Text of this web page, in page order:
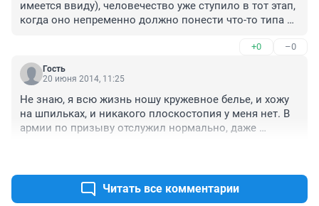
имеется ввиду), человечество уже ступило в тот этап,
когда оно непременно должно понести что-то типа
суть. Как говорил мой прадед: "каждые 50 лет
человеку необходима война, чтобы хоть немного
"очиститься от грязи", дабы стать более человечными
+0 –0
Гость
20 июня 2014, 11:25
Не знаю, я всю жизнь ношу кружевное белье, и хожу
на шпильках, и никакого плоскостопия у меня нет. В
армии по призыву отслужил нормально, даже
Читать все комментарии